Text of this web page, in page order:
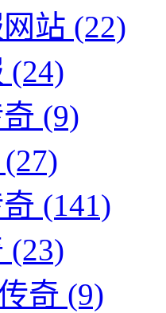
站 (22)
(24)
(9)
(27)
(141)
(23)
奇 (9)